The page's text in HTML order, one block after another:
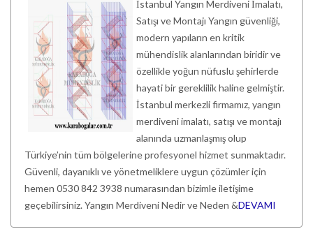
İstanbul Yangın Merdiveni İmalatı,
Satışı ve Montajı Yangın güvenliği,
modern yapıların en kritik
mühendislik alanlarından biridir ve
özellikle yoğun nüfuslu şehirlerde
hayati bir gereklilik haline gelmiştir.
İstanbul merkezli firmamız, yangın
merdiveni imalatı, satışı ve montajı
alanında uzmanlaşmış olup
Türkiye’nin tüm bölgelerine profesyonel hizmet sunmaktadır.
Güvenli, dayanıklı ve yönetmeliklere uygun çözümler için
hemen 0530 842 3938 numarasından bizimle iletişime
geçebilirsiniz. Yangın Merdiveni Nedir ve Neden &DEVAMI